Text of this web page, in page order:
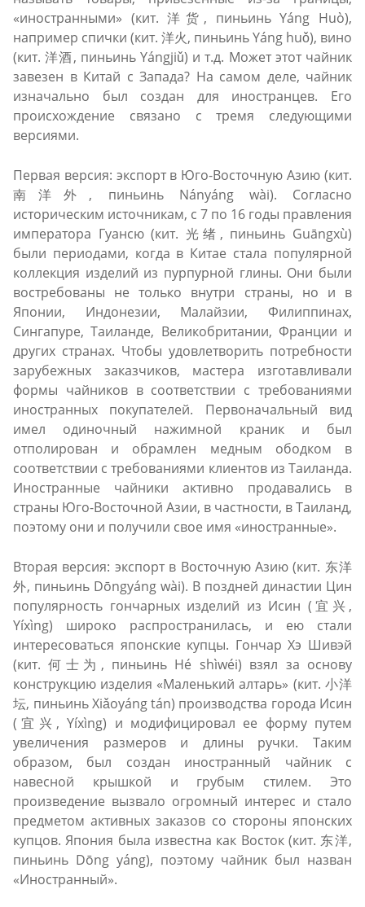
«иностранными» (кит. 洋货, пиньинь Yáng Huò),
например спички (кит. 洋火, пиньинь Yáng huǒ), вино
(кит. 洋酒, пиньинь Yángjiǔ) и т.д. Может этот чайник
завезен в Китай с Запада? На самом деле, чайник
изначально был создан для иностранцев. Его
происхождение связано с тремя следующими
версиями.
Первая версия: экспорт в Юго-Восточную Азию (кит.
南洋外, пиньинь Nányáng wài). Согласно
историческим источникам, с 7 по 16 годы правления
императора Гуансю (кит. 光绪, пиньинь Guāngxù)
были периодами, когда в Китае стала популярной
коллекция изделий из пурпурной глины. Они были
востребованы не только внутри страны, но и в
Японии, Индонезии, Малайзии, Филиппинах,
Сингапуре, Таиланде, Великобритании, Франции и
других странах. Чтобы удовлетворить потребности
зарубежных заказчиков, мастера изготавливали
формы чайников в соответствии с требованиями
иностранных покупателей. Первоначальный вид
имел одиночный нажимной краник и был
отполирован и обрамлен медным ободком в
соответствии с требованиями клиентов из Таиланда.
Иностранные чайники активно продавались в
страны Юго-Восточной Азии, в частности, в Таиланд,
поэтому они и получили свое имя «иностранные».
Вторая версия: экспорт в Восточную Азию (кит. 东洋
外, пиньинь Dōngyáng wài). В поздней династии Цин
популярность гончарных изделий из Исин (宜兴,
Yíxìng) широко распространилась, и ею стали
интересоваться японские купцы. Гончар Хэ Шивэй
(кит. 何士为, пиньинь Hé shìwéi) взял за основу
конструкцию изделия «Маленький алтарь» (кит. 小洋
坛, пиньинь Xiǎoyáng tán) производства города Исин
(宜兴, Yíxìng) и модифицировал ее форму путем
увеличения размеров и длины ручки. Таким
образом, был создан иностранный чайник с
навесной крышкой и грубым стилем. Это
произведение вызвало огромный интерес и стало
предметом активных заказов со стороны японских
купцов. Япония была известна как Восток (кит. 东洋,
пиньинь Dōng yáng), поэтому чайник был назван
«Иностранный».